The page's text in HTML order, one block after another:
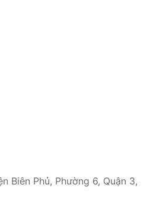
Biên Phủ, Phường 6, Quận 3,